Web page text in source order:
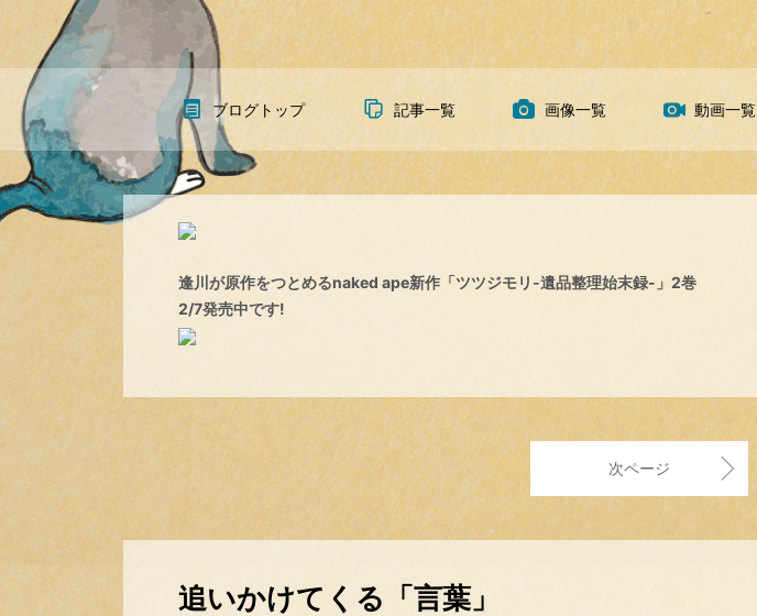
ブログトップ 記事一覧 画像一覧 動画一覧
逢川が原作をつとめるnaked ape新作「ツツジモリ-遺品整理始末録-」2巻
2/7発売中です!
次ページ
追いかけてくる「言葉」